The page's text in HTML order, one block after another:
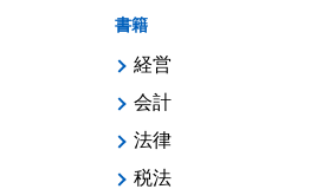
書籍
経営
会計
法律
税法